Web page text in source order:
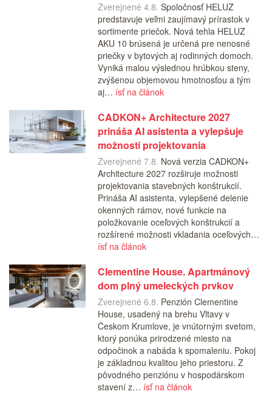
Zverejnené 4.8. Spoločnosť HELUZ
predstavuje veľmi zaujímavý prírastok v
sortimente priečok. Nová tehla HELUZ
AKU 10 brúsená je určená pre nenosné
priečky v bytových aj rodinných domoch.
Vyniká malou výslednou hrúbkou steny,
zvýšenou objemovou hmotnosťou a tým
aj… ísť na článok
CADKON+ Architecture 2027
prináša AI asistenta a vylepšuje
možnosti projektovania
Zverejnené 7.8. Nová verzia CADKON+
Architecture 2027 rozširuje možnosti
projektovania stavebných konštrukcií.
Prináša AI asistenta, vylepšené delenie
okenných rámov, nové funkcie na
položkovanie oceľových konštrukcií a
rozšírené možnosti vkladania oceľových…
ísť na článok
Clementine House. Apartmánový
dom plný umeleckých prvkov
Zverejnené 6.8. Penzión Clementine
House, usadený na brehu Vltavy v
Českom Krumlove, je vnútorným svetom,
ktorý ponúka prirodzené miesto na
odpočinok a nabáda k spomaleniu. Pokoj
je základnou kvalitou jeho priestoru. Z
pôvodného penziónu v hospodárskom
stavení z… ísť na článok